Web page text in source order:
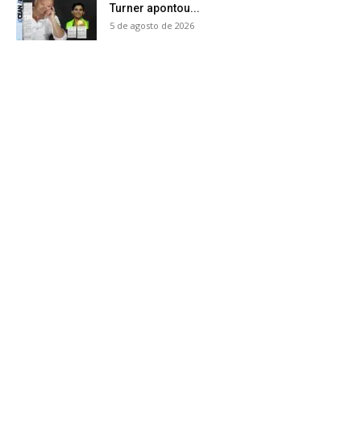
Turner apontou...
5 de agosto de 2026